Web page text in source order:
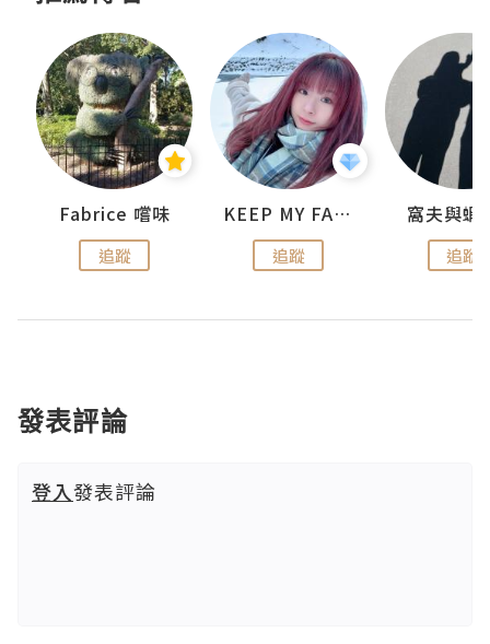
Fabrice 嚐味
追蹤
KEEP MY FAITH
追蹤
窩夫與蝦
追蹤
發表評論
登入發表評論